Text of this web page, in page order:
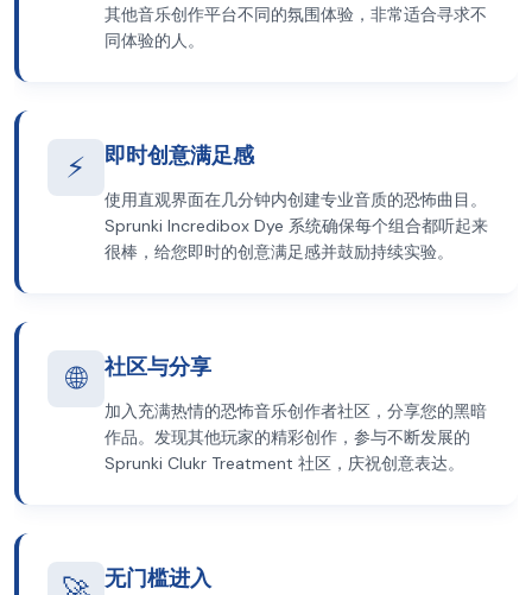
其他音乐创作平台不同的氛围体验，非常适合寻求不
同体验的人。
⚡ 即时创意满足感
使用直观界面在几分钟内创建专业音质的恐怖曲目。
Sprunki Incredibox Dye 系统确保每个组合都听起来
很棒，给您即时的创意满足感并鼓励持续实验。
🌐 社区与分享
加入充满热情的恐怖音乐创作者社区，分享您的黑暗
作品。发现其他玩家的精彩创作，参与不断发展的
Sprunki Clukr Treatment 社区，庆祝创意表达。
无门槛进入